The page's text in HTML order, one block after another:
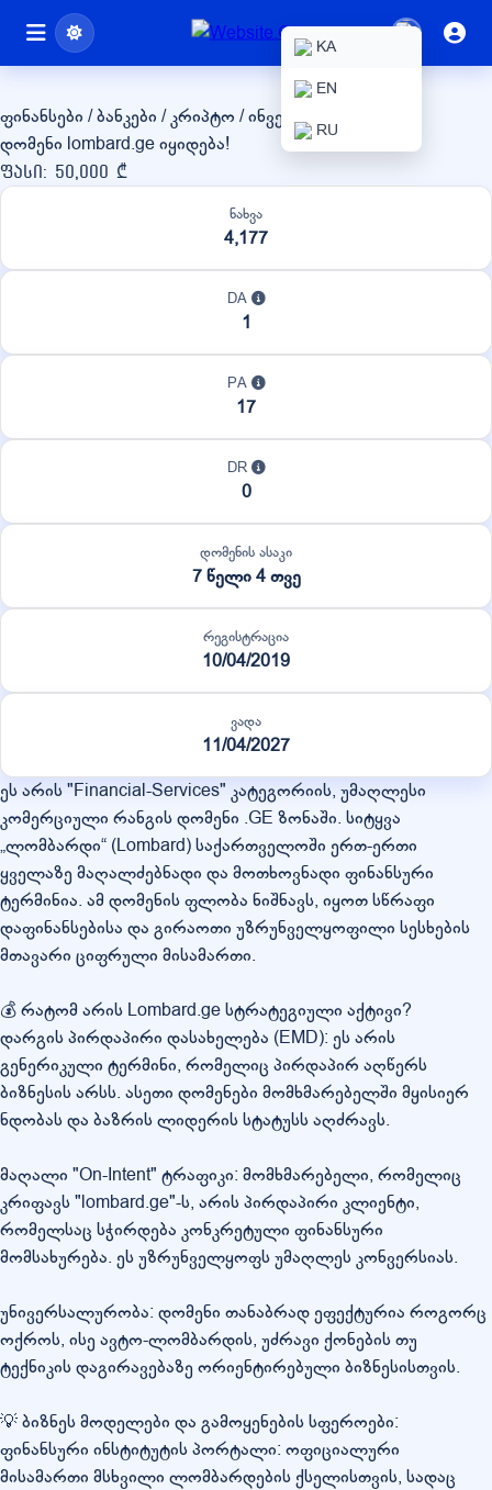
KA
EN
RU
lombard.ge
ფინანსები / ბანკები / კრიპტო / ინვესტიციები
დომენი lombard.ge იყიდება!
ფასი: 50,000 ₾
ნახვა
4,177
DA
1
PA
17
DR
0
დომენის ასაკი
7 წელი 4 თვე
რეგისტრაცია
10/04/2019
ვადა
11/04/2027
ეს არის "Financial-Services" კატეგორიის, უმაღლესი
კომერციული რანგის დომენი .GE ზონაში. სიტყვა
„ლომბარდი“ (Lombard) საქართველოში ერთ-ერთი
ყველაზე მაღალძებნადი და მოთხოვნადი ფინანსური
ტერმინია. ამ დომენის ფლობა ნიშნავს, იყოთ სწრაფი
დაფინანსებისა და გირაოთი უზრუნველყოფილი სესხების
მთავარი ციფრული მისამართი.
💰 რატომ არის Lombard.ge სტრატეგიული აქტივი?
დარგის პირდაპირი დასახელება (EMD): ეს არის
გენერიკული ტერმინი, რომელიც პირდაპირ აღწერს
ბიზნესის არსს. ასეთი დომენები მომხმარებელში მყისიერ
ნდობას და ბაზრის ლიდერის სტატუსს აღძრავს.
მაღალი "On-Intent" ტრაფიკი: მომხმარებელი, რომელიც
კრიფავს "lombard.ge"-ს, არის პირდაპირი კლიენტი,
რომელსაც სჭირდება კონკრეტული ფინანსური
მომსახურება. ეს უზრუნველყოფს უმაღლეს კონვერსიას.
უნივერსალურობა: დომენი თანაბრად ეფექტურია როგორც
ოქროს, ისე ავტო-ლომბარდის, უძრავი ქონების თუ
ტექნიკის დაგირავებაზე ორიენტირებული ბიზნესისთვის.
💡 ბიზნეს მოდელები და გამოყენების სფეროები:
ფინანსური ინსტიტუტის პორტალი: ოფიციალური
მისამართი მსხვილი ლომბარდების ქსელისთვის, სადაც